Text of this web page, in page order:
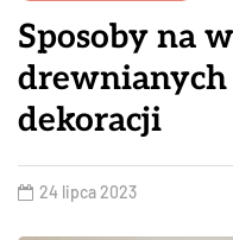
Sposoby na
dekoracji
24 lipca 2023